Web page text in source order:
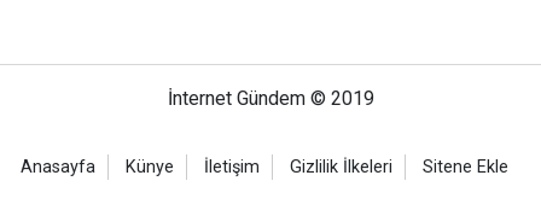
İnternet Gündem © 2019
Anasayfa Künye İletişim Gizlilik İlkeleri Sitene Ekle